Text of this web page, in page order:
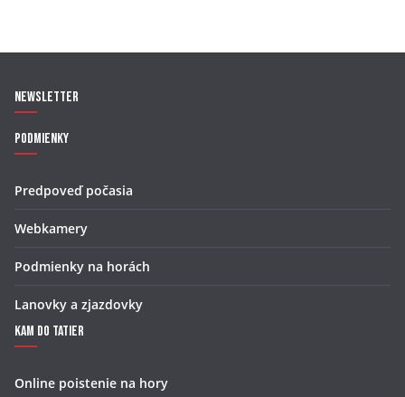
Newsletter
Podmienky
Predpoveď počasia
Webkamery
Podmienky na horách
Lanovky a zjazdovky
Kam do Tatier
Online poistenie na hory